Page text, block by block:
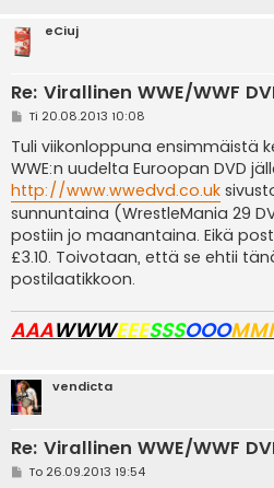
eCiuj
Re: Virallinen WWE/WWF
V
e
s
t
i
Ti 20.08.2013 10:08
Tuli viikonloppuna ensimmäistä
WWE:n uudelta Euroopan DVD
http://www.wwedvd.co.uk
sunnuntaina (WrestleMania 29
postiin jo maanantaina. Eikä
£3.10. Toivotaan, että se ehtii
postilaatikkoon.
AAAWWWEEESSSOOO
vendicta
Re: Virallinen WWE/WWF
VTo 26.09.2013 19:54